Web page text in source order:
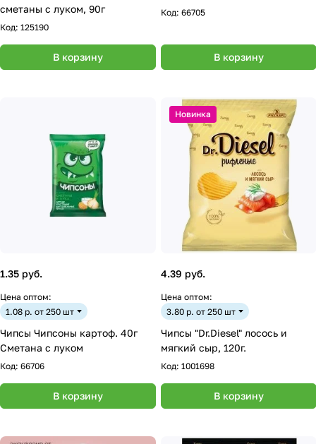
сметаны с луком, 90г
Код: 125190
В корзину
Код: 66705
В корзину
1.35 руб.
Цена оптом:
1.08 р. от 250 шт
Чипсы Чипсоны картоф. 40г
Сметана с луком
Код: 66706
В корзину
Новинка
4.39 руб.
Цена оптом:
3.80 р. от 250 шт
Чипсы "Dr.Diesel" лосось и
мягкий сыр, 120г.
Код: 1001698
В корзину